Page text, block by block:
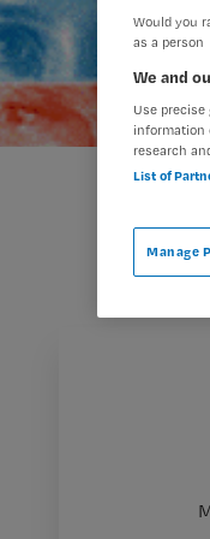
Would you
as a person
We and
Use
information
research
List of
Manage